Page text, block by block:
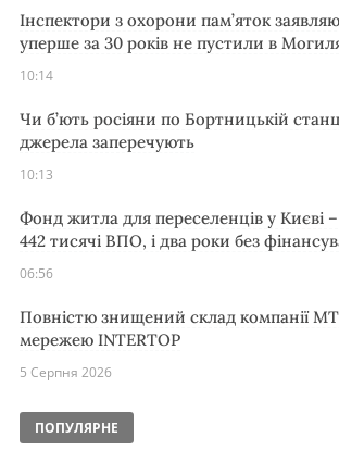
Інспектори з охорони пам’яток
уперше за 30 років не пустили в
10:14
Чи б’ють росіяни по Бортницькій
джерела заперечують
10:13
Фонд житла для переселенців у Києві –
442 тисячі ВПО, і два роки без
06:56
Повністю знищений склад компанії
мережею INTERTOP
5 Серпня 2026
ПОПУЛЯРНЕ